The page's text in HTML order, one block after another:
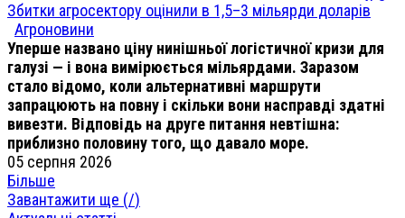
Збитки агросектору оцінили в 1,5–3 мільярди доларів
Агроновини
Уперше названо ціну нинішньої логістичної кризи для
галузі — і вона вимірюється мільярдами. Заразом
стало відомо, коли альтернативні маршрути
запрацюють на повну і скільки вони насправді здатні
вивезти. Відповідь на друге питання невтішна:
приблизно половину того, що давало море.
05 серпня 2026
Більше
Завантажити ще (/)